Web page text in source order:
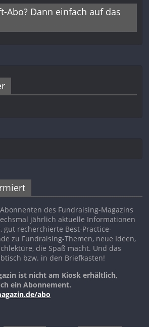
Abo? Dann einfach auf das
des Fundraising-Magazins
jährlich aktuelle Informationen
gut recherchierte Best-Practice-
zu Fundraising-Themen, neue Ideen,
die Spaß macht. Und das
bzw. in den Briefkasten!
ist nicht am Kiosk erhältlich,
ein Abonnement.
abo